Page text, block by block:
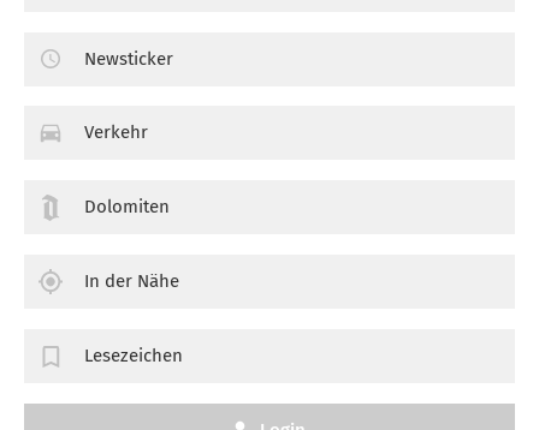
Newsticker
Verkehr
Dolomiten
In der Nähe
Lesezeichen